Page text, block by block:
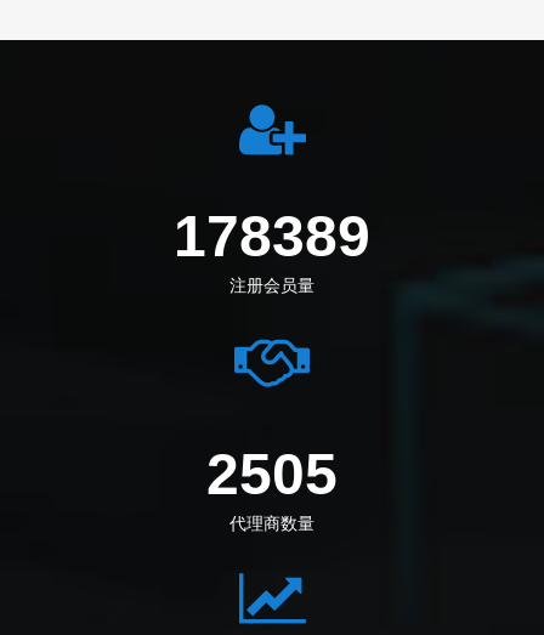
198972
注册会员量
2794
代理商数量